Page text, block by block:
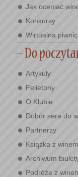
Jak oceniać
Konkursy
Wirtualna
Artykuły
Felietony
O Klubie
Dobór sera do
Partnerzy
Książka z
Archiwum
Podróże z